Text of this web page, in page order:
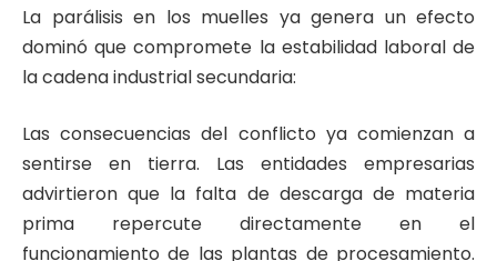
La parálisis en los muelles ya genera un efecto
dominó que compromete la estabilidad laboral de
la cadena industrial secundaria:
Las consecuencias del conflicto ya comienzan a
sentirse en tierra. Las entidades empresarias
advirtieron que la falta de descarga de materia
prima repercute directamente en el
funcionamiento de las plantas de procesamiento.